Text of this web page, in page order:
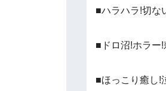
■ハラハラ!切な
■ドロ沼!ホラー
■ほっこり癒し!